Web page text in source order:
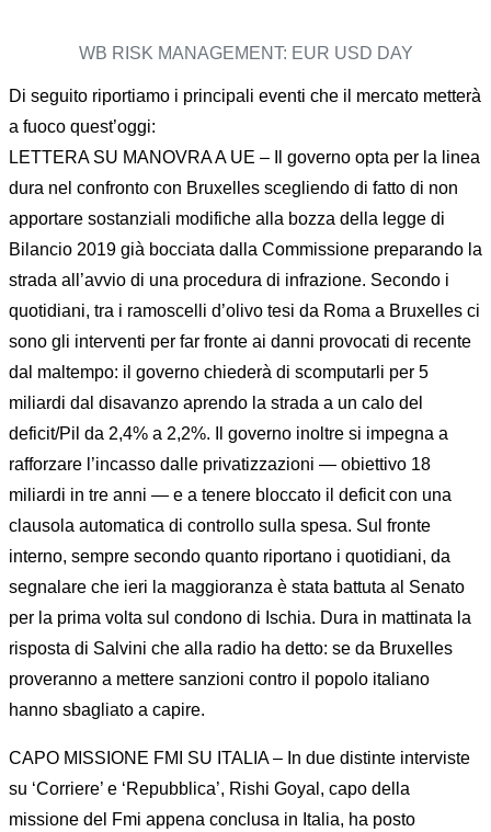
WB RISK MANAGEMENT: EUR USD DAY
Di seguito riportiamo i principali eventi che il mercato metterà
a fuoco quest’oggi:
LETTERA SU MANOVRA A UE – Il governo opta per la linea
dura nel confronto con Bruxelles scegliendo di fatto di non
apportare sostanziali modifiche alla bozza della legge di
Bilancio 2019 già bocciata dalla Commissione preparando la
strada all’avvio di una procedura di infrazione. Secondo i
quotidiani, tra i ramoscelli d’olivo tesi da Roma a Bruxelles ci
sono gli interventi per far fronte ai danni provocati di recente
dal maltempo: il governo chiederà di scomputarli per 5
miliardi dal disavanzo aprendo la strada a un calo del
deficit/Pil da 2,4% a 2,2%. Il governo inoltre si impegna a
rafforzare l’incasso dalle privatizzazioni — obiettivo 18
miliardi in tre anni — e a tenere bloccato il deficit con una
clausola automatica di controllo sulla spesa. Sul fronte
interno, sempre secondo quanto riportano i quotidiani, da
segnalare che ieri la maggioranza è stata battuta al Senato
per la prima volta sul condono di Ischia. Dura in mattinata la
risposta di Salvini che alla radio ha detto: se da Bruxelles
proveranno a mettere sanzioni contro il popolo italiano
hanno sbagliato a capire.
CAPO MISSIONE FMI SU ITALIA – In due distinte interviste
su ‘Corriere’ e ‘Repubblica’, Rishi Goyal, capo della
missione del Fmi appena conclusa in Italia, ha posto